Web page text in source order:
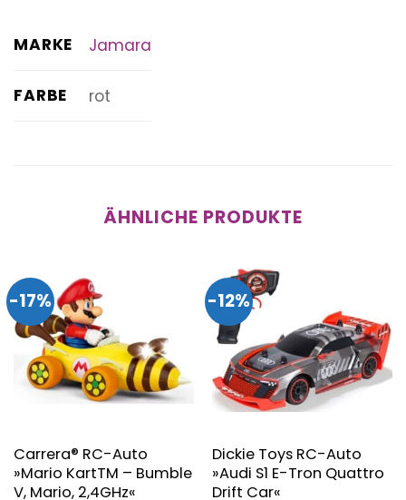
MARKE Jamara
FARBE rot
ÄHNLICHE PRODUKTE
-17%
Carrera® RC-Auto
»Mario KartTM – Bumble
V, Mario, 2,4GHz«
-12%
Dickie Toys RC-Auto
»Audi S1 E-Tron Quattro
Drift Car«